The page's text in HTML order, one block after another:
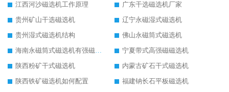
江西河沙磁选机工作原理
广东干选磁选机厂家
贵州矿山干选磁选机
辽宁永磁湿式磁选机
贵州湿式磁选机结构
佛山永磁筒式磁选机
海南永磁筒式磁选机有强磁的吗
宁夏带式高强磁磁选机
陕西粉矿干式磁选机
内蒙古矿石干式磁选机
陕西铁矿磁选机如何配置
福建钠长石平板磁选机